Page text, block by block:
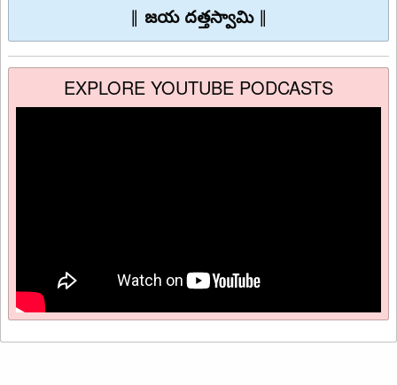
జయ దత్తస్వామి∥
EXPLORE YOUTUBE PODCASTS